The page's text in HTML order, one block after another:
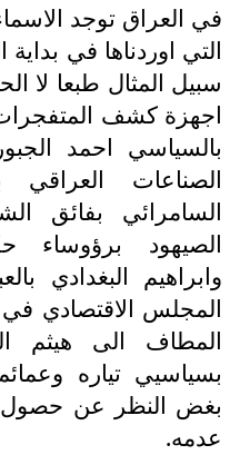
في العراق توجد
التي اوردناها في
سبيل المثال طبعا لا
اجهزة كشف
بالسياسي احمد
الصناعات العراقي
السامرائي بفائق
الصيهود برؤوساء
وابراهيم البغدادي
المجلس الاقتصادي
المطاف الى هيثم
بسياسيي تياره
بغض النظر عن حصول
عدمه.